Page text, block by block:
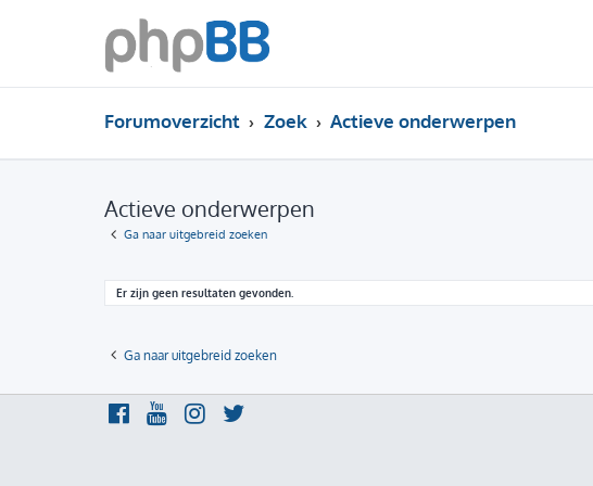
Forumoverzicht Zoek Actieve onderwerpen
Actieve onderwerpen
Ga naar uitgebreid zoeken
Er zijn geen resultaten gevonden.
Ga naar uitgebreid zoeken